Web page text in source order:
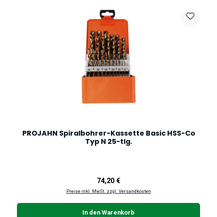
PROJAHN Spiralbohrer-Kassette Basic HSS-Co
Typ N 25-tlg.
Regulärer Preis:
74,20 €
Preise inkl. MwSt. zzgl. Versandkosten
In den Warenkorb